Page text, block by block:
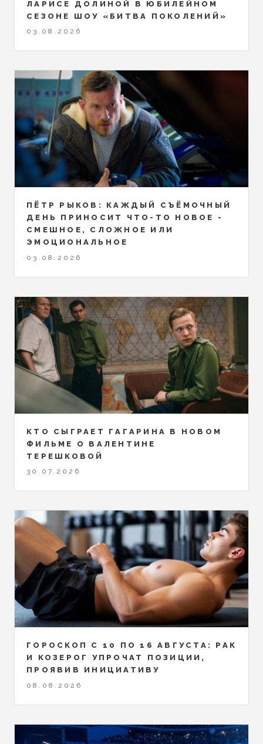
ЛАРИСЕ ДОЛИНОЙ В ЮБИЛЕЙНОМ
СЕЗОНЕ ШОУ «БИТВА ПОКОЛЕНИЙ»
03.08.2026
ПЁТР РЫКОВ: КАЖДЫЙ СЪЁМОЧНЫЙ
ДЕНЬ ПРИНОСИТ ЧТО-ТО НОВОЕ -
СМЕШНОЕ, СЛОЖНОЕ ИЛИ
ЭМОЦИОНАЛЬНОЕ
03.08.2026
КТО СЫГРАЕТ ГАГАРИНА В НОВОМ
ФИЛЬМЕ О ВАЛЕНТИНЕ
ТЕРЕШКОВОЙ
30.07.2026
ГОРОСКОП С 10 ПО 16 АВГУСТА: РАК
И КОЗЕРОГ УПРОЧАТ ПОЗИЦИИ,
ПРОЯВИВ ИНИЦИАТИВУ
08.08.2026